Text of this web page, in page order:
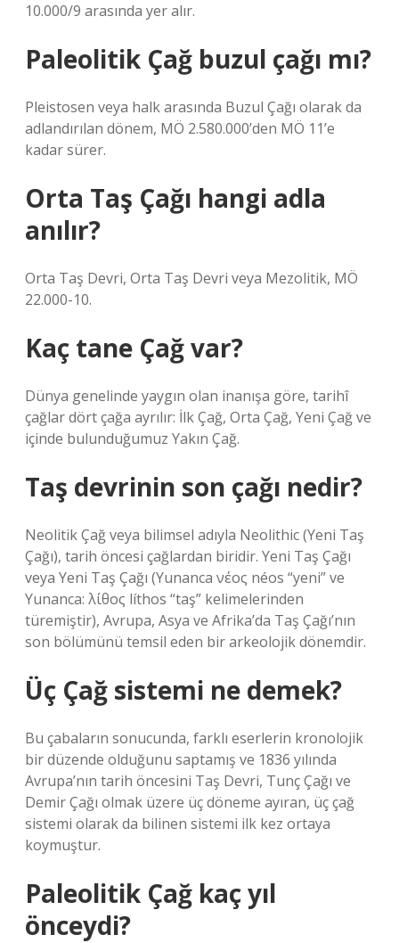
10.000/9 arasında yer alır.
Paleolitik Çağ buzul çağı mı?
Pleistosen veya halk arasında Buzul Çağı olarak da
adlandırılan dönem, MÖ 2.580.000’den MÖ 11’e
kadar sürer.
Orta Taş Çağı hangi adla
anılır?
Orta Taş Devri, Orta Taş Devri veya Mezolitik, MÖ
22.000-10.
Kaç tane Çağ var?
Dünya genelinde yaygın olan inanışa göre, tarihî
çağlar dört çağa ayrılır: İlk Çağ, Orta Çağ, Yeni Çağ ve
içinde bulunduğumuz Yakın Çağ.
Taş devrinin son çağı nedir?
Neolitik Çağ veya bilimsel adıyla Neolithic (Yeni Taş
Çağı), tarih öncesi çağlardan biridir. Yeni Taş Çağı
veya Yeni Taş Çağı (Yunanca νέος néos “yeni” ve
Yunanca: λίθος líthos “taş” kelimelerinden
türemiştir), Avrupa, Asya ve Afrika’da Taş Çağı’nın
son bölümünü temsil eden bir arkeolojik dönemdir.
Üç Çağ sistemi ne demek?
Bu çabaların sonucunda, farklı eserlerin kronolojik
bir düzende olduğunu saptamış ve 1836 yılında
Avrupa’nın tarih öncesini Taş Devri, Tunç Çağı ve
Demir Çağı olmak üzere üç döneme ayıran, üç çağ
sistemi olarak da bilinen sistemi ilk kez ortaya
koymuştur.
Paleolitik Çağ kaç yıl
önceydi?